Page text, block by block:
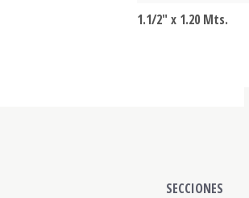
1.1/2" x 1.20 Mts.
SECCIONES